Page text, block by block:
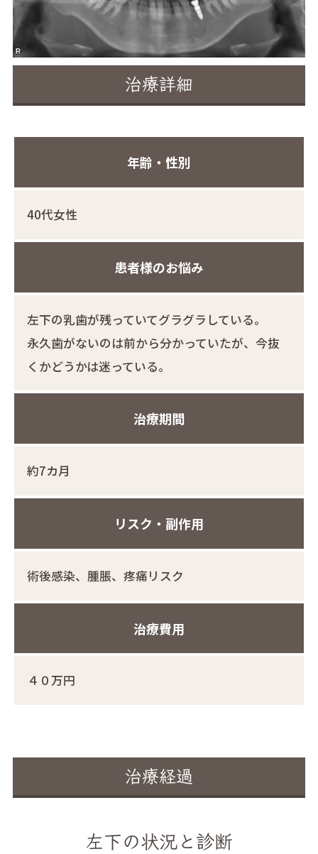
治療詳細
年齢・性別
40代女性
患者様のお悩み
左下の乳歯が残っていてグラグラしている。
永久歯がないのは前から分かっていたが、今抜
くかどうかは迷っている。
治療期間
約7カ月
リスク・副作用
術後感染、腫脹、疼痛リスク
治療費用
４０万円
治療経過
左下の状況と診断